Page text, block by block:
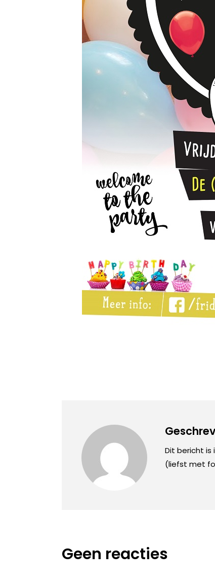
Dit bericht is
(liefst met
Geen reacties